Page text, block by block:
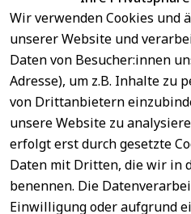
EU-Verantwortliche
Wir verwenden Cookies und
unserer Website und
Daten von Besucher:innen
Adresse), um z.B. Inhalte zu
von Drittanbietern
unsere Website zu
erfolgt erst durch gesetzte
Daten mit Dritten, die wir in
benennen. Die
Einwilligung oder aufgrund
RechtlichesService